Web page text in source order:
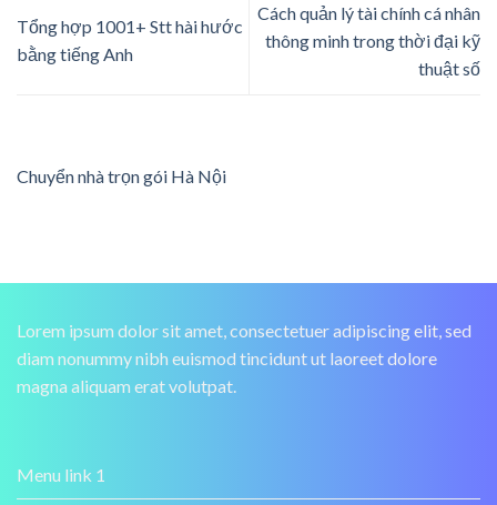
Tổng hợp 1001+ Stt hài hước
bằng tiếng Anh
Cách quản lý tài chính cá nhân
thông minh trong thời đại kỹ
thuật số
Chuyển nhà trọn gói Hà Nội
Lorem ipsum dolor sit amet, consectetuer adipiscing elit, sed
diam nonummy nibh euismod tincidunt ut laoreet dolore
magna aliquam erat volutpat.
Menu link 1